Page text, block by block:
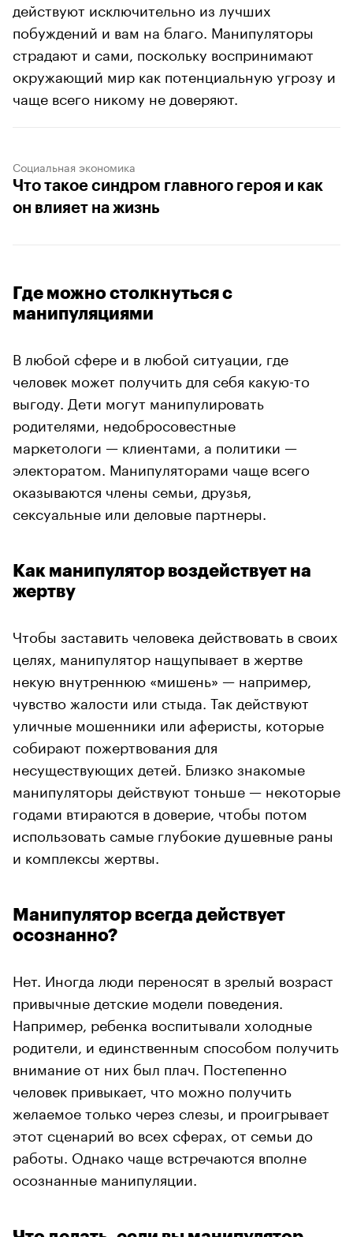
действуют исключительно из лучших
побуждений и вам на благо. Манипуляторы
страдают и сами, поскольку воспринимают
окружающий мир как потенциальную угрозу и
чаще всего никому не доверяют.
Социальная экономика
Что такое синдром главного героя и как
он влияет на жизнь
Где можно столкнуться с
манипуляциями
В любой сфере и в любой ситуации, где
человек может получить для себя какую-то
выгоду. Дети могут манипулировать
родителями, недобросовестные
маркетологи — клиентами, а политики —
электоратом. Манипуляторами чаще всего
оказываются члены семьи, друзья,
сексуальные или деловые партнеры.
Как манипулятор воздействует на
жертву
Чтобы заставить человека действовать в своих
целях, манипулятор нащупывает в жертве
некую внутреннюю «мишень» — например,
чувство жалости или стыда. Так действуют
уличные мошенники или аферисты, которые
собирают пожертвования для
несуществующих детей. Близко знакомые
манипуляторы действуют тоньше — некоторые
годами втираются в доверие, чтобы потом
использовать самые глубокие душевные раны
и комплексы жертвы.
Манипулятор всегда действует
осознанно?
Нет. Иногда люди переносят в зрелый возраст
привычные детские модели поведения.
Например, ребенка воспитывали холодные
родители, и единственным способом получить
внимание от них был плач. Постепенно
человек привыкает, что можно получить
желаемое только через слезы, и проигрывает
этот сценарий во всех сферах, от семьи до
работы. Однако чаще встречаются вполне
осознанные манипуляции.